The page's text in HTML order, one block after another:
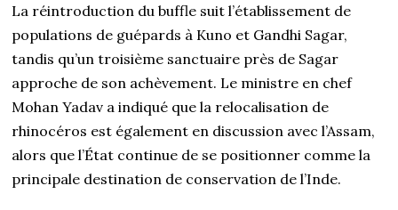
La réintroduction du buffle suit l’établissement de
populations de guépards à Kuno et Gandhi Sagar,
tandis qu’un troisième sanctuaire près de Sagar
approche de son achèvement. Le ministre en chef
Mohan Yadav a indiqué que la relocalisation de
rhinocéros est également en discussion avec l’Assam,
alors que l’État continue de se positionner comme la
principale destination de conservation de l’Inde.